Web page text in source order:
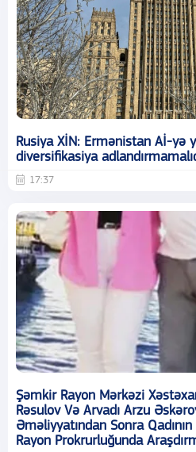
Rusiya XİN: Ermənistan Aİ-yə
diversifikasiya
17:37
Şəmkir Rayon Mərkəzi
Rəsulov Və Arvadı Arzu
Əməliyyatından Sonra
Rayon Prokrurluğunda